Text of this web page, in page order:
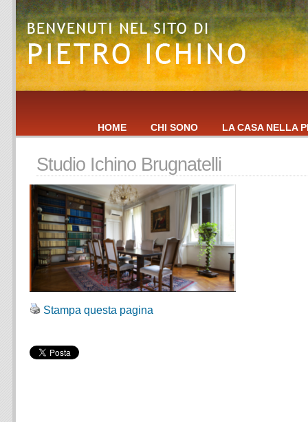
HOME CHI SONO LA CASA NELLA
Studio Ichino Brugnatelli
Stampa questa pagina